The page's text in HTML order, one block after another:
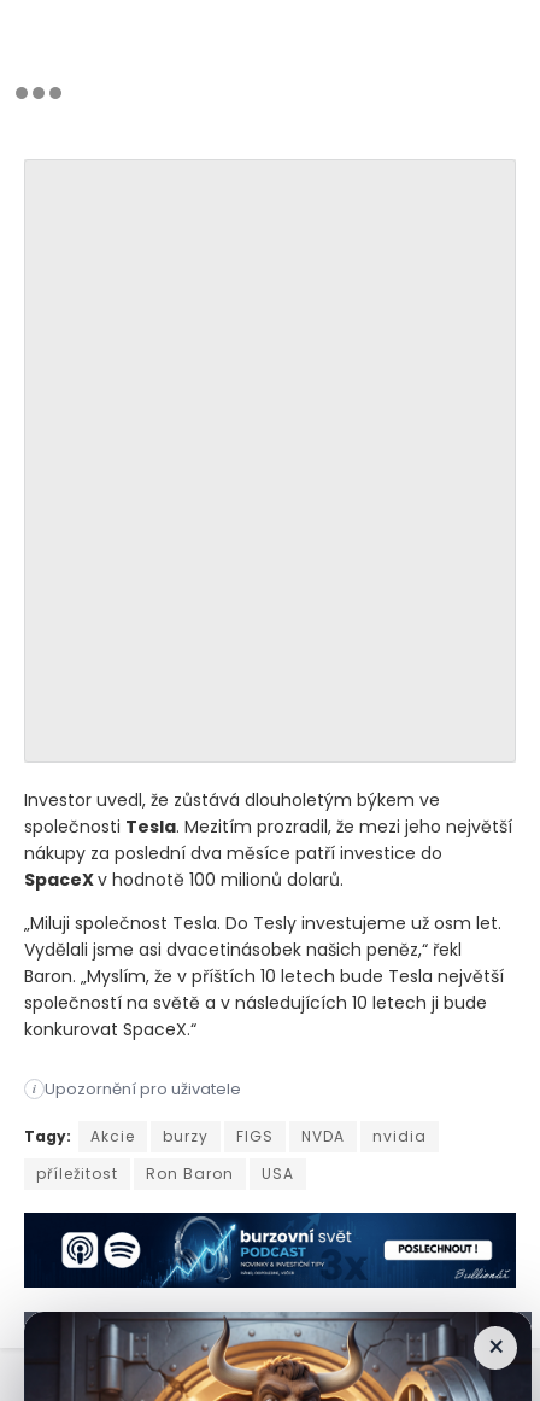
Investor uvedl, že zůstává dlouholetým býkem ve
společnosti Tesla. Mezitím prozradil, že mezi jeho největší
nákupy za poslední dva měsíce patří investice do
SpaceXv hodnotě 100 milionů dolarů.
„Miluji společnost Tesla. Do Tesly investujeme už osm let.
Vydělali jsme asi dvacetinásobek našich peněz,“ řekl
Baron. „Myslím, že v příštích 10 letech bude Tesla největší
společností na světě a v následujících 10 letech ji bude
konkurovat SpaceX.“
i Upozornění pro uživatele
Analytici tvrdí, že slabé výsledky společnosti Nvidia a
Tagy: Akcie burzy FIGS NVDA
nvidia
příležitost
Ron Baron USA
×